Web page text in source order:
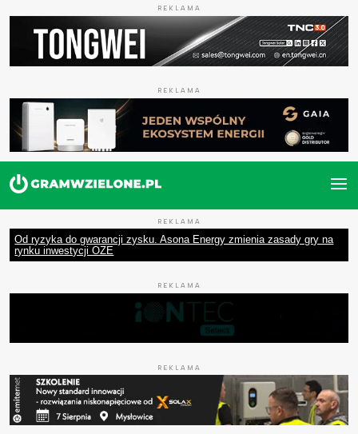
REKLAMA
REKLAMA
REKLAMA
Od ryzyka do gwarancji zysku. Asona Energy zmienia zasady gry na
rynku inwestycji OZE
REKLAMA
REKLAMA